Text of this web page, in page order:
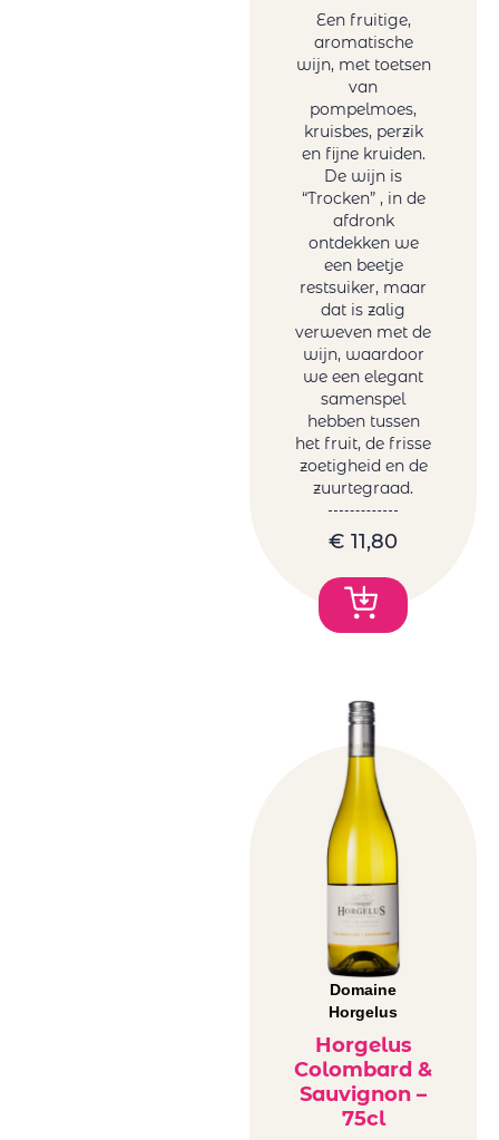
Een fruitige,
aromatische
wijn, met toetsen
van
pompelmoes,
kruisbes, perzik
en fijne kruiden.
De wijn is
“Trocken” , in de
afdronk
ontdekken we
een beetje
restsuiker, maar
dat is zalig
verweven met de
wijn, waardoor
we een elegant
samenspel
hebben tussen
het fruit, de frisse
zoetigheid en de
zuurtegraad.
€ 11,80
Domaine
Horgelus
Horgelus
Colombard &
Sauvignon –
75cl